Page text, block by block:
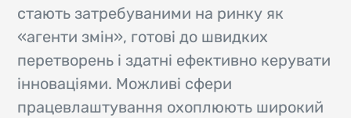
стають затребуваними на ринку як
«агенти змін», готові до швидких
перетворень і здатні ефективно керувати
інноваціями. Можливі сфери
працевлаштування охоплюють широкий